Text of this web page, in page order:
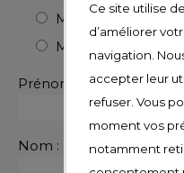
Monsieur
Madame
Prénom :
Nom :
Ce site utilise
d’améliorer
navigation.
accepter leur
refuser. Vous
moment vos
notamment